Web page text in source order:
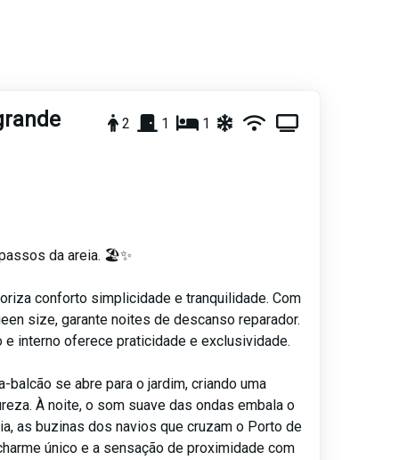
2 1
1
da areia. 🏖️✨
conforto simplicidade e tranquilidade. Com
size, garante noites de descanso reparador.
e interno oferece praticidade e exclusividade.
balcão se abre para o jardim, criando uma
À noite, o som suave das ondas embala o
as buzinas dos navios que cruzam o Porto de
único e a sensação de proximidade com